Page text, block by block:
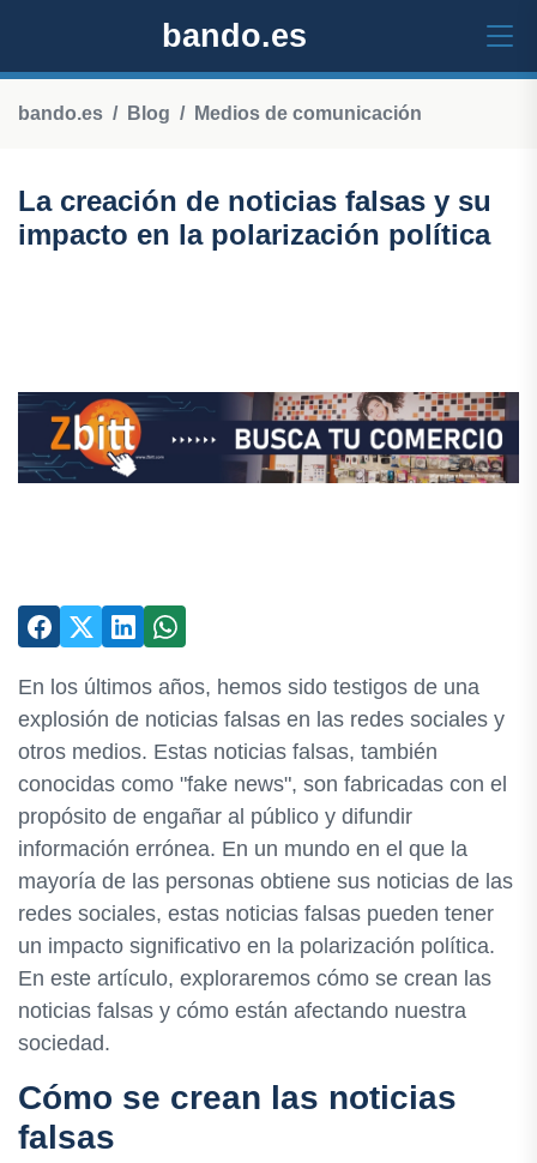
bando.es
bando.es Blog Medios de comunicación
La creación de noticias falsas y su
impacto en la polarización política
En los últimos años, hemos sido testigos de una
explosión de noticias falsas en las redes sociales y
otros medios. Estas noticias falsas, también
conocidas como "fake news", son fabricadas con el
propósito de engañar al público y difundir
información errónea. En un mundo en el que la
mayoría de las personas obtiene sus noticias de las
redes sociales, estas noticias falsas pueden tener
un impacto significativo en la polarización política.
En este artículo, exploraremos cómo se crean las
noticias falsas y cómo están afectando nuestra
sociedad.
Cómo se crean las noticias
falsas